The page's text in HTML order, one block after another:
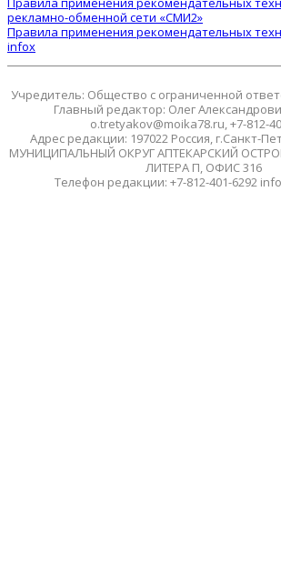
рекламно-обменной сети «СМИ2»
Правила применения рекомендательных
infox
Учредитель: Общество с ограниченной
Главный редактор: Олег
o.tretyakov@moika78.ru, +7-812-
Адрес редакции: 197022 Россия, г.Санкт-
МУНИЦИПАЛЬНЫЙ ОКРУГ АПТЕКАРСКИЙ
ЛИТЕРА П, ОФИС 316
Телефон редакции: +7-812-401-6292